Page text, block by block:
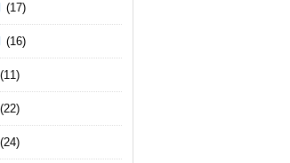
(17)
(16)
(11)
(22)
(24)